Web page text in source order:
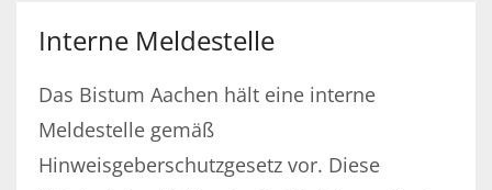
Interne Meldestelle
Das Bistum Aachen hält eine interne
Meldestelle gemäß
Hinweisgeberschutzgesetz vor. Diese